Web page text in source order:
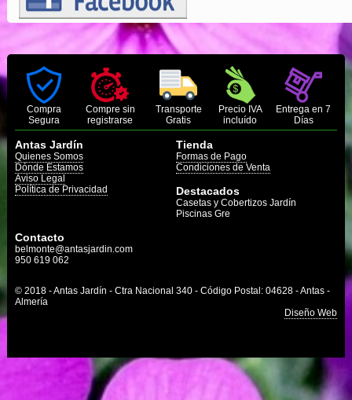
Compra
Segura
Compre sin
registrarse
Transporte
Gratis
Precio IVA
incluído
Entrega en 7
Días
Antas Jardín
Quienes Somos
Dónde Estamos
Aviso Legal
Política de Privacidad
Tienda
Formas de Pago
Condiciones de Venta
Destacados
Casetas y Cobertizos Jardín
Piscinas Gre
Contacto
belmonte@antasjardin.com
950 619 062
© 2018 - Antas Jardín - Ctra Nacional 340 - Código Postal: 04628 - Antas -
Almería
Diseño Web